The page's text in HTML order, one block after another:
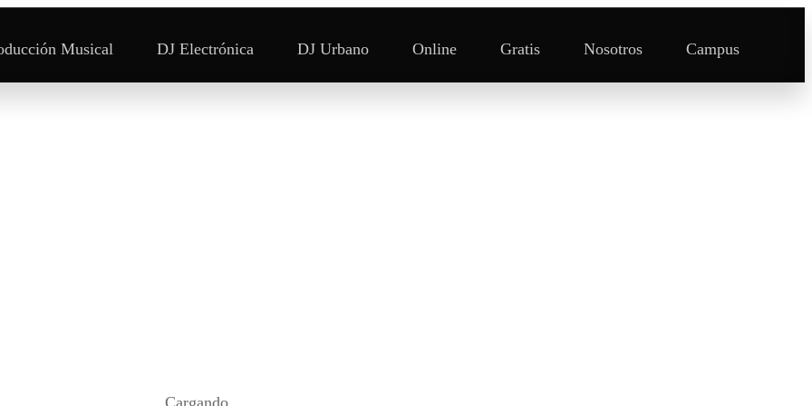
Musical DJ Electrónica DJ Urbano Online Gratis Nosotros Campus
Cargando...